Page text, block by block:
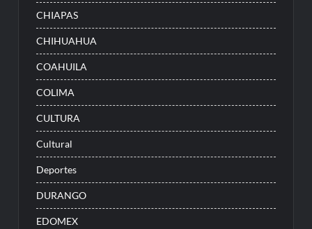
CHIAPAS
CHIHUAHUA
COAHUILA
COLIMA
CULTURA
Cultural
Deportes
DURANGO
EDOMEX